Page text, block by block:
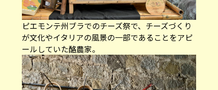
ピエモンテ州ブラでのチーズ祭で、チーズづくり
が文化やイタリアの風景の一部であることをアピ
ールしていた酪農家。